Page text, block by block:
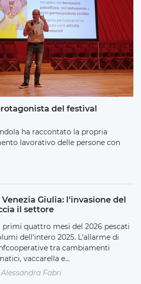
del festival
ha raccontato la propria
lavorativo delle persone con
Giulia: l'invasione del
il settore
primi quattro mesi del 2026 pescati
dell'intero 2025. L'allarme di
tra cambiamenti
vaccarella e...
Alessandra Fabri